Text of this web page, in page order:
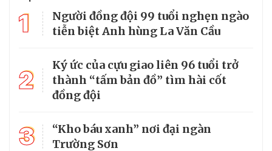
1
Người đồng đội 99 tuổi nghẹn ngào
tiễn biệt Anh hùng La Văn Cầu
2
Ký ức của cựu giao liên 96 tuổi trở
thành “tấm bản đồ” tìm hài cốt
đồng đội
3
“Kho báu xanh” nơi đại ngàn
Trường Sơn